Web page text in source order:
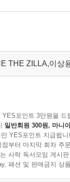
THE ZILLA,이상
포인트 3만원을 드
일반회원 300원, 마니
YES포인트 지급됩니
부터 마지막 회차 주
사락 독서모임 게시
패션 및 판매금지 상